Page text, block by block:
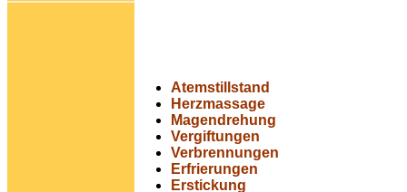
Atemstillstand
Herzmassage
Magendrehung
Vergiftungen
Verbrennungen
Erfrierungen
Erstickung